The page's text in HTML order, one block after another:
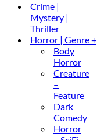
Crime |
Mystery |
Thriller
Horror | Genre +
Body
Horror
Creature
–
Feature
Dark
Comedy
Horror